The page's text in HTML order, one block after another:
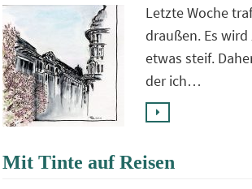
Letzte Woche
draußen. Es
etwas steif.
der ich…
Mit Tinte auf Reisen